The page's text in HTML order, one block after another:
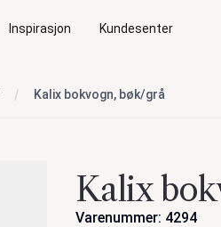
Inspirasjon Kundesenter
Kalix bokvogn, bøk/grå
Kalix
Varenummer: 4294